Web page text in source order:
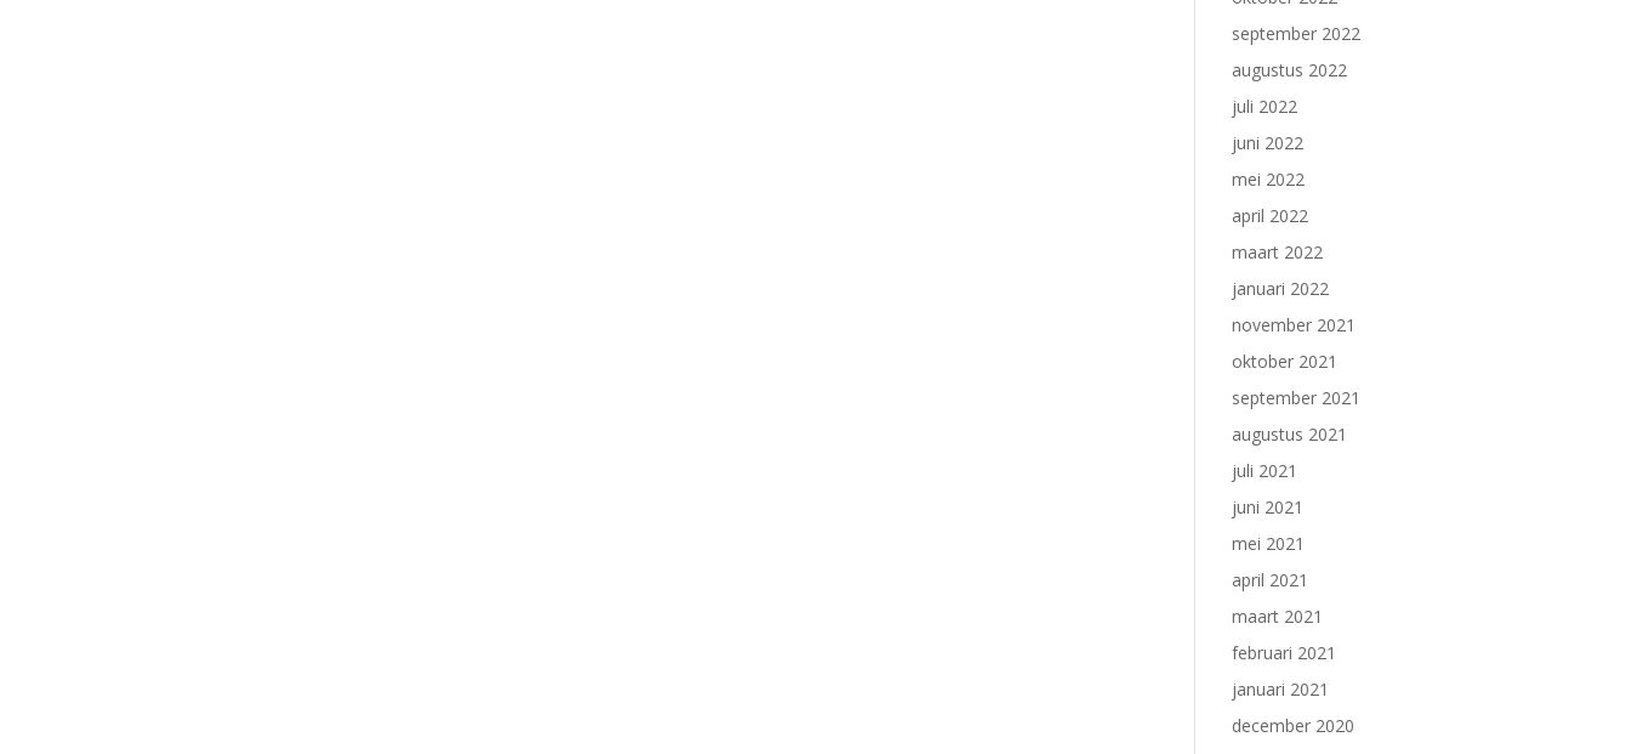
september 2022
augustus 2022
juli 2022
juni 2022
mei 2022
april 2022
maart 2022
januari 2022
november 2021
oktober 2021
september 2021
augustus 2021
juli 2021
juni 2021
mei 2021
april 2021
maart 2021
februari 2021
januari 2021
december 2020